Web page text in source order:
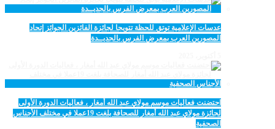
عدسات الإعلامية توتق للحظة تتويجا لجائزة الفائزين الجوائز إتحاد
المصورين العرب بمعرض الفرس بالجديــدة
احتضنت فعاليات موسم مولاي عبد الله أمغار ، فعاليات الدورة الأولى
لجائزة مولاي عبد الله أمغار للصحافة بلغت 19عملا في مختلف الأجناس
الصحفية